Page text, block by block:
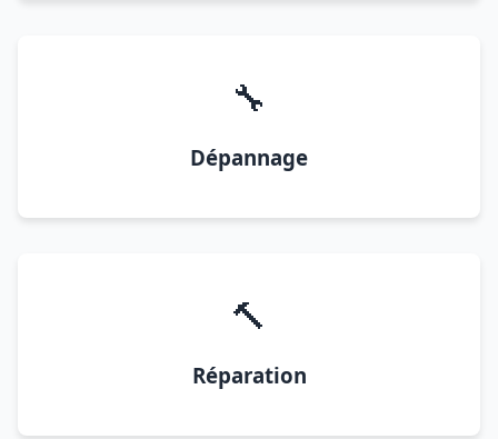
🔧
Dépannage
🔨
Réparation